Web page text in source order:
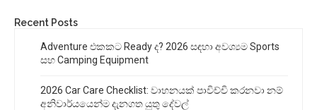
Recent Posts
Adventure එකකට Ready ද? 2026 සඳහා අවශ්‍යම Sports
සහ Camping Equipment
2026 Car Care Checklist: වාහනයක් පාවිච්චි කරනවා නම්
අනිවාර්යයෙන්ම දැනගත යුතු දේවල්